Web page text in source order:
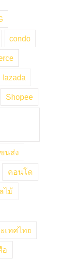
condo
lazada
Shopee
ขนส่ง
คอนโด
ไม้
เทศไทย
อ